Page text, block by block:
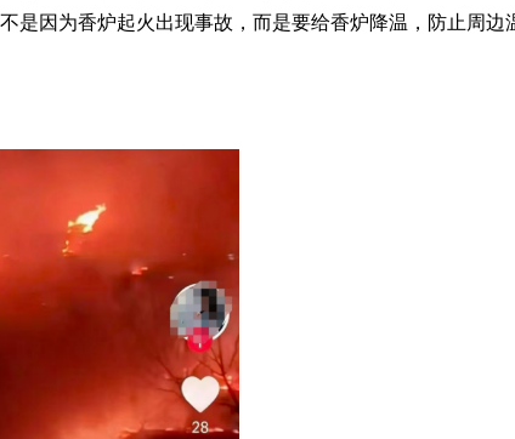
是因为香炉起火出现事故，而是要给香炉降温，防止周边